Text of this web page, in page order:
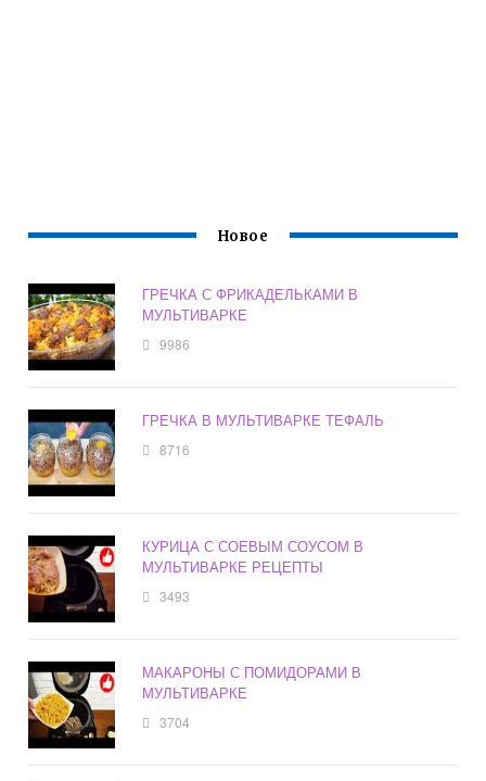
Новое
ГРЕЧКА С ФРИКАДЕЛЬКАМИ В
МУЛЬТИВАРКЕ
9986
ГРЕЧКА В МУЛЬТИВАРКЕ ТЕФАЛЬ
8716
КУРИЦА С СОЕВЫМ СОУСОМ В
МУЛЬТИВАРКЕ РЕЦЕПТЫ
3493
МАКАРОНЫ С ПОМИДОРАМИ В
МУЛЬТИВАРКЕ
3704